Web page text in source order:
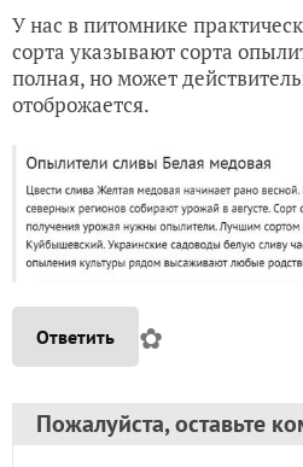
У нас в питомнике
сорта указывают сорта
полная, но может
отоброжается.
Ответить ✿
Пожалуйста, оставьте